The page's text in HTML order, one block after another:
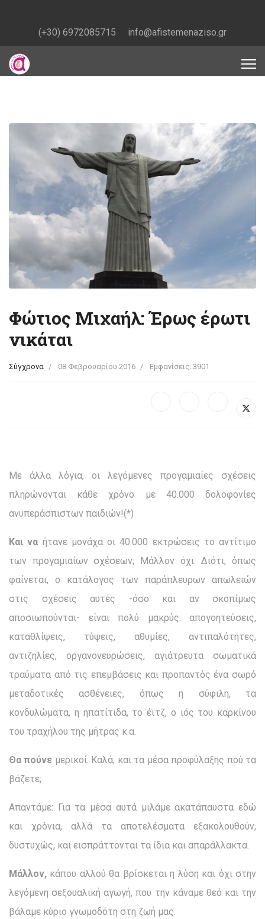
(+30) 6972085715 info@afistemenaziso.gr
Φώτιος Μιχαήλ: Έρως έρωτι
νικάται
Σύγχρονα 08 Φεβρουαρίου 2016 Εμφανίσεις: 3901
Με άλλα λόγια, οι λεγόμενες προγαμιαίες σχέσεις
πληρώνονται κάθε χρόνο με 40.000 δολοφονίες
ανυπεράσπιστων παιδιών!(*)
Και να ήτανε μονάχα οι 40.000 εκτρώσεις το αντίτιμο
των προγαμιαίων σχέσεων; Μάλλον όχι. Διότι, όπως
φαίνεται, ο κατάλογος των παράπλευρων απωλειών
στις σχέσεις αυτές -όσο και αν σκοπίμως
αποσιωπούνται- είναι πολύ μακρύς: απογοητεύσεις,
καταθλίψεις, τύψεις, αθυμίες, αντιπαλότητες,
αντιζηλίες, οργανονευρώσεις, αγιάτρευτα σωματικά
τραύματα από τις επεμβάσεις και προπαντός ένα σωρό
μεταδοτικές ασθένειες, όπως η σύφιλη, τα
κονδυλώματα, η ηπατίτιδα, το έϊτζ, ο ιός του καρκίνου
του τραχήλου της μήτρας κ.α.
Θα πούνε μερικοί: Καλά, και τα μέσα προφύλαξης πού τα
βάζετε;
Απαντάμε: Για τα μέσα αυτά μιλάμε ακατάπαυστα εδώ
και χρόνια, αλλά τα αποτελέσματα εξακολουθούν,
δυστυχώς, και εισπράττονται τα ίδια και απαράλλακτα.
Μάλλον, κάπου αλλού θα βρίσκεται η λύση και όχι στην
λεγόμενη σεξουαλική αγωγή, που την κάναμε θεό και την
βάλαμε κύριο γνωμοδότη στη ζωή μας.